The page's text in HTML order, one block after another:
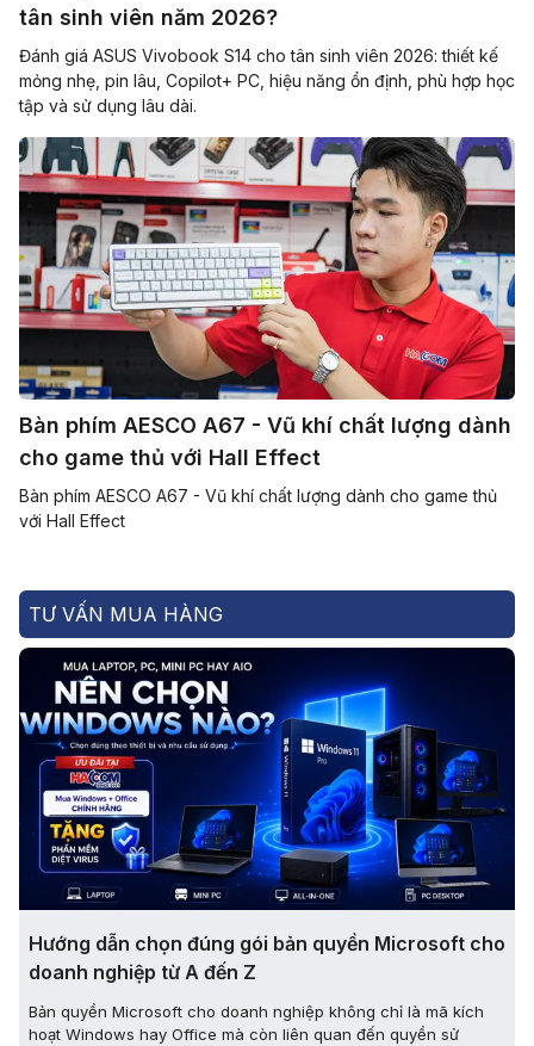
tân sinh viên năm 2026?
Đánh giá ASUS Vivobook S14 cho tân sinh viên 2026: thiết kế
mỏng nhẹ, pin lâu, Copilot+ PC, hiệu năng ổn định, phù hợp học
tập và sử dụng lâu dài.
Bàn phím AESCO A67 - Vũ khí chất lượng dành
cho game thủ với Hall Effect
Bàn phím AESCO A67 - Vũ khí chất lượng dành cho game thủ
với Hall Effect
TƯ VẤN MUA HÀNG
Hướng dẫn chọn đúng gói bản quyền Microsoft cho
doanh nghiệp từ A đến Z
Bản quyền Microsoft cho doanh nghiệp không chỉ là mã kích
hoạt Windows hay Office mà còn liên quan đến quyền sử